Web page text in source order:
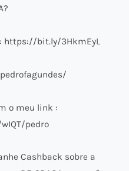
https://bit.ly/3HkmEyL
o meu link :
pedro
Cashback sobre a